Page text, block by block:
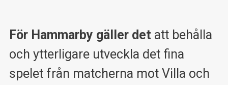
För Hammarby gäller detatt behålla
och ytterligare utveckla det fina
spelet från matcherna mot Villa och